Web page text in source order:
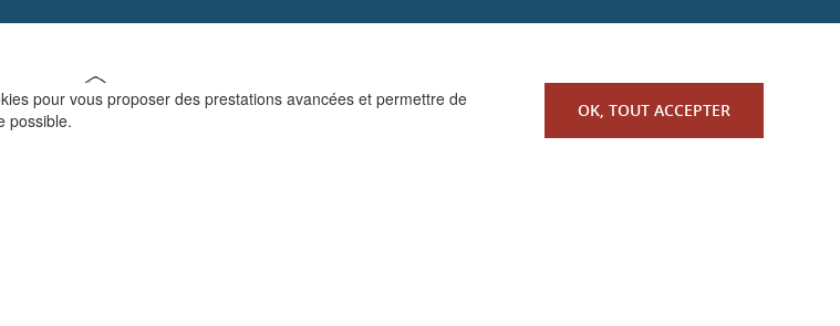
pour vous proposer des prestations avancées et permettre de
possible.
OK, TOUT ACCEPTER